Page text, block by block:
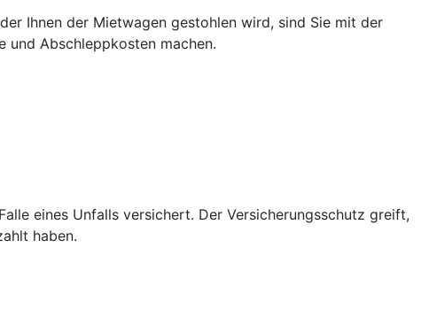
Ihnen der Mietwagen gestohlen wird, sind Sie mit der
und Abschleppkosten machen.
eines Unfalls versichert. Der Versicherungsschutz greift,
haben.